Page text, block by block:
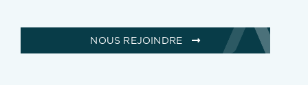
NOUS REJOINDRE